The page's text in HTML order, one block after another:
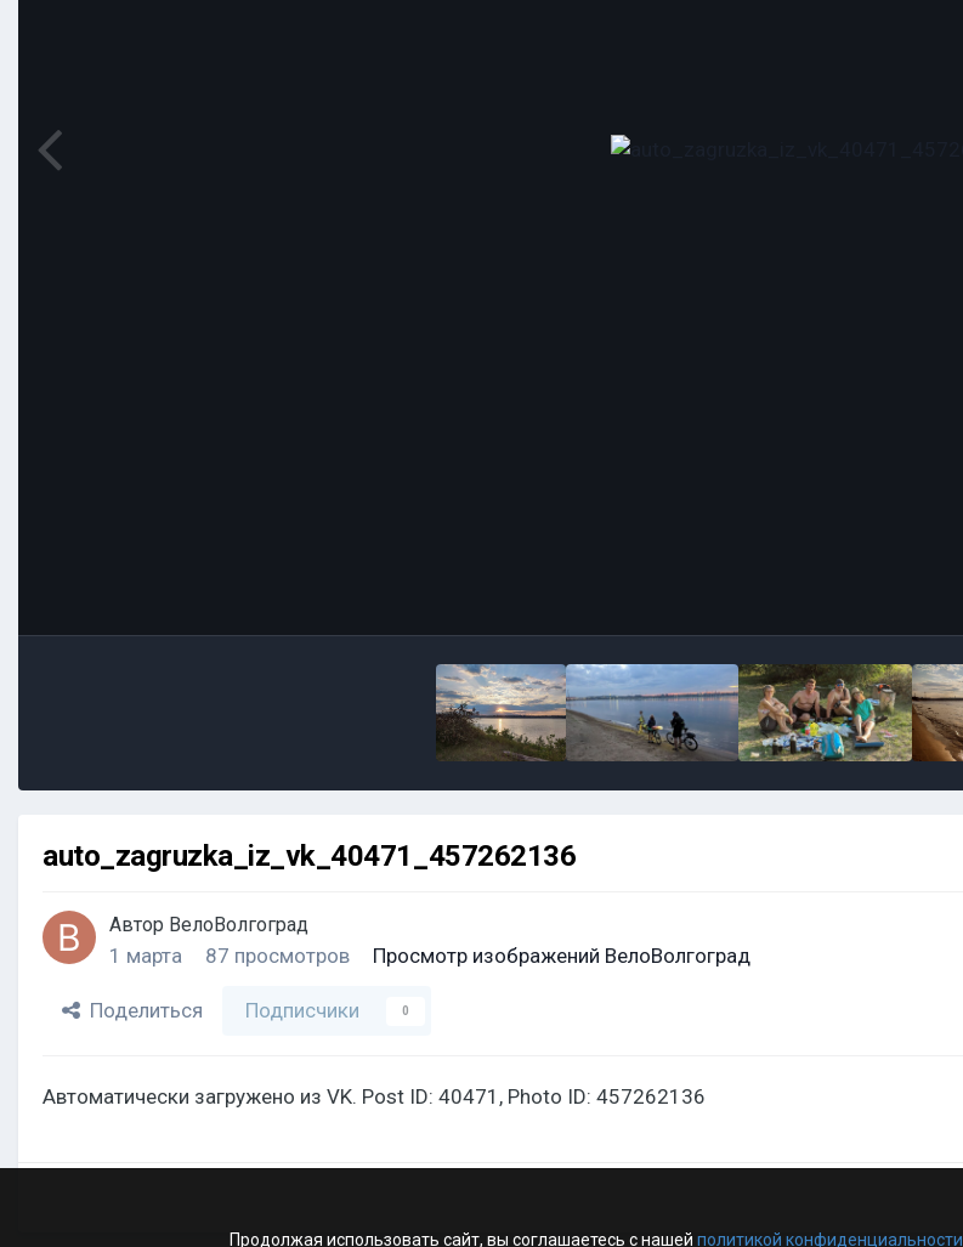
auto_zagruzka_iz_vk_40471_457262136
Автор ВелоВолгоград
1 марта 87 просмотров Просмотр изображений ВелоВолгоград
Поделиться Подписчики 0
Автоматически загружено из VK. Post ID: 40471, Photo ID: 457262136
Продолжая использовать сайт, вы соглашаетесь с нашей политикой конфиденциальности